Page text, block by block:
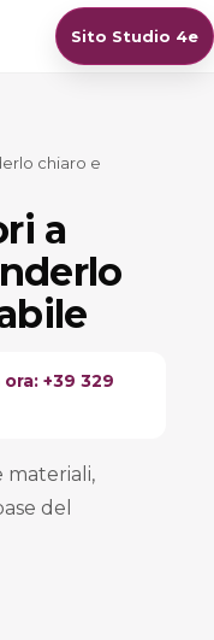
Sito Studio 4e
chiaro e
a
+39 329
materiali,
del